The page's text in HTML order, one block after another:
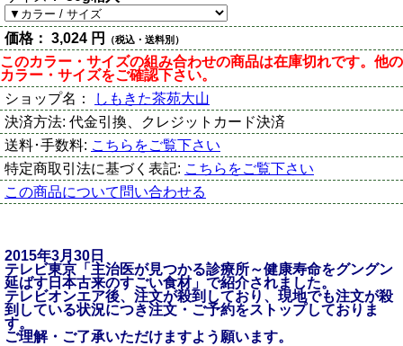
価格： 3,024 円 （税込・送料別）
このカラー・サイズの組み合わせの商品は在庫切れです。他の
カラー・サイズをご確認下さい。
ショップ名：
しもきた茶苑大山
決済方法: 代金引換、クレジットカード決済
送料･手数料: こちらをご覧下さい
特定商取引法に基づく表記: こちらをご覧下さい
この商品について問い合わせる
2015年3月30日
テレビ東京「主治医が見つかる診療所～健康寿命をグングン
延ばす日本古来のすごい食材」で紹介されました。
テレビオンエア後、注文が殺到しており、現地でも注文が殺
到している状況につき注文・ご予約をストップしておりま
す。
ご理解・ご了承いただけますよう願います。